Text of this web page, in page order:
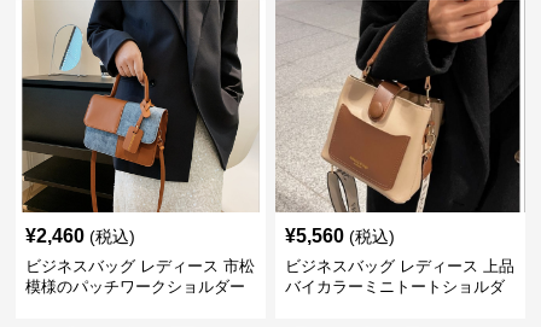
¥2,460 (税込)
ビジネスバッグ レディース 市松
模様のパッチワークショルダー
¥5,560 (税込)
ビジネスバッグ レディース 上品
バイカラーミニトートショルダ